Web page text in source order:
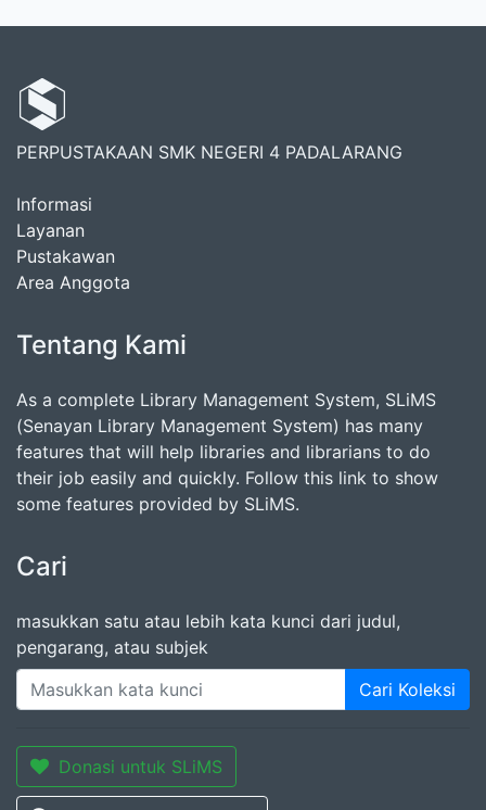
PERPUSTAKAAN SMK NEGERI 4 PADALARANG
Informasi
Layanan
Pustakawan
Area Anggota
Tentang Kami
As a complete Library Management System, SLiMS
(Senayan Library Management System) has many
features that will help libraries and librarians to do
their job easily and quickly. Follow this link to show
some features provided by SLiMS.
Cari
masukkan satu atau lebih kata kunci dari judul,
pengarang, atau subjek
Cari Koleksi
Donasi untuk SLiMS